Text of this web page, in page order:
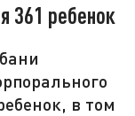
361 ребенок
в том